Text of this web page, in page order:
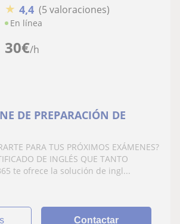
30€/h
★ 4,4 (5 valoraciones)
En línea
DE PREPARACIÓN DE
PARA TUS PRÓXIMOS EXÁMENES?
DE INGLÉS QUE TANTO
te ofrece la solución de ingl...
Contactar